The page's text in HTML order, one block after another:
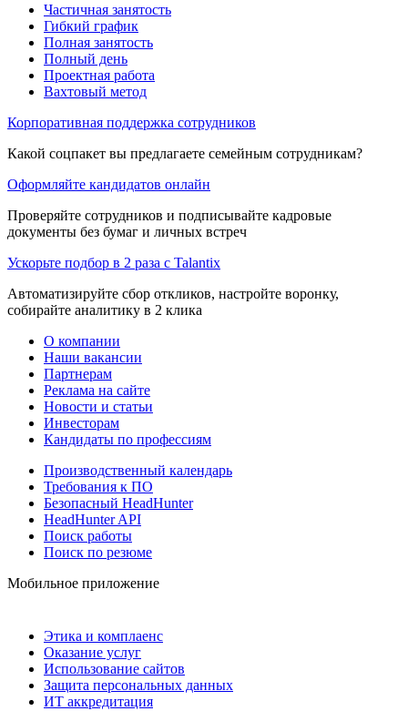
Частичная занятость
Гибкий график
Полная занятость
Полный день
Проектная работа
Вахтовый метод
Корпоративная поддержка сотрудников
Какой соцпакет вы предлагаете семейным сотрудникам?
Оформляйте кандидатов онлайн
Проверяйте сотрудников и подписывайте кадровые
документы без бумаг и личных встреч
Ускорьте подбор в 2 раза с Talantix
Автоматизируйте сбор откликов, настройте воронку,
собирайте аналитику в 2 клика
О компании
Наши вакансии
Партнерам
Реклама на сайте
Новости и статьи
Инвесторам
Кандидаты по профессиям
Производственный календарь
Требования к ПО
Безопасный HeadHunter
HeadHunter API
Поиск работы
Поиск по резюме
Мобильное приложение
Этика и комплаенс
Оказание услуг
Использование сайтов
Защита персональных данных
ИТ аккредитация